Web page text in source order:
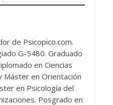
de Psicopico.com.
G-5480. Graduado
en Ciencias
Máster en Orientación
en Psicología del
Posgrado en